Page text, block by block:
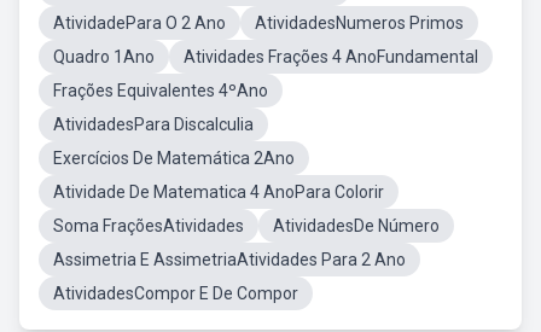
AtividadePara O 2 Ano
AtividadesNumeros Primos
Quadro 1Ano
Atividades Frações 4 AnoFundamental
Frações Equivalentes 4ºAno
AtividadesPara Discalculia
Exercícios De Matemática 2Ano
Atividade De Matematica 4 AnoPara Colorir
Soma FraçõesAtividades
AtividadesDe Número
Assimetria E AssimetriaAtividades Para 2 Ano
AtividadesCompor E De Compor